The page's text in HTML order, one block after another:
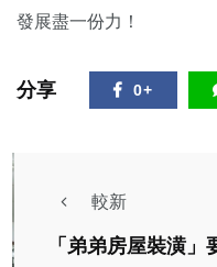
發展盡一份力！
分享 0+
較新
「弟弟房屋裝潢